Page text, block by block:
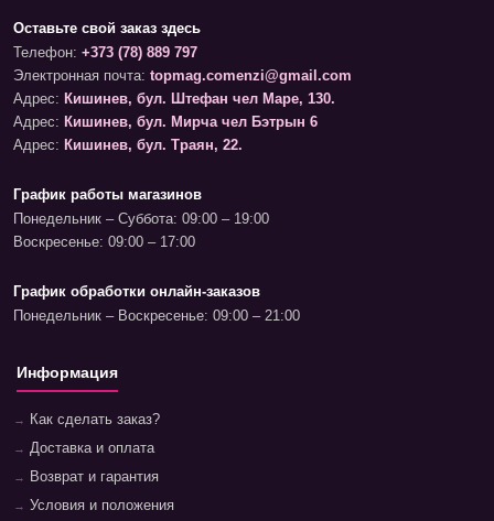
Оставьте свой заказ здесь
Телефон: +373 (78) 889 797
Электронная почта: topmag.comenzi@gmail.com
Адрес: Кишинев, бул. Штефан чел Маре, 130.
Адрес: Кишинев, бул. Мирча чел Бэтрын 6
Адрес: Кишинев, бул. Траян, 22.
График работы магазинов
Понедельник – Суббота: 09:00 – 19:00
Воскресенье: 09:00 – 17:00
График обработки онлайн-заказов
Понедельник – Воскресенье: 09:00 – 21:00
Информация
Как сделать заказ?
Доставка и оплата
Возврат и гарантия
Условия и положения